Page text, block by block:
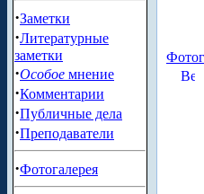
·Заметки
·Литературные
заметки
·Особое мнение
·Комментарии
·Публичные дела
·Преподаватели
·Фотогалерея